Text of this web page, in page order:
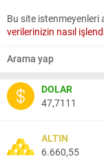
DOLAR
47,7111
ALTIN
6.660,55
Bu site istenmeyenleri
verilerinizin nasıl